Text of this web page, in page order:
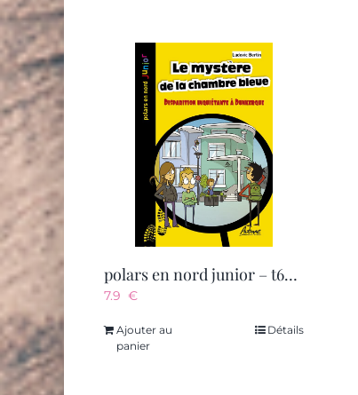
polars en nord junior – t62 – le mystere de la chambre bleue – disparition inquietante a dunkerque
7.9 €
Ajouter au
panier
Détails